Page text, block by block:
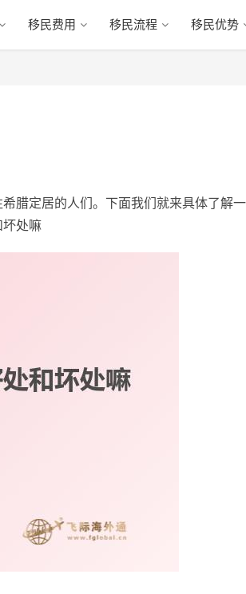
移民费用 移民流程 移民优势
腊定居的人们。下面我们就来具体了解一
处嘛